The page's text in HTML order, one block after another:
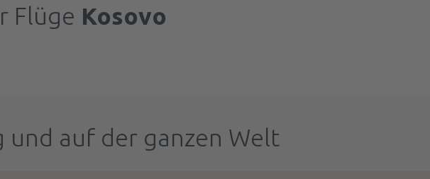
Flüge Kosovo
und auf der ganzen Welt